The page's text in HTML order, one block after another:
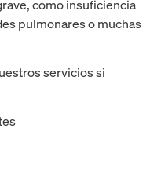
como insuficiencia
pulmonares o muchas
servicios si